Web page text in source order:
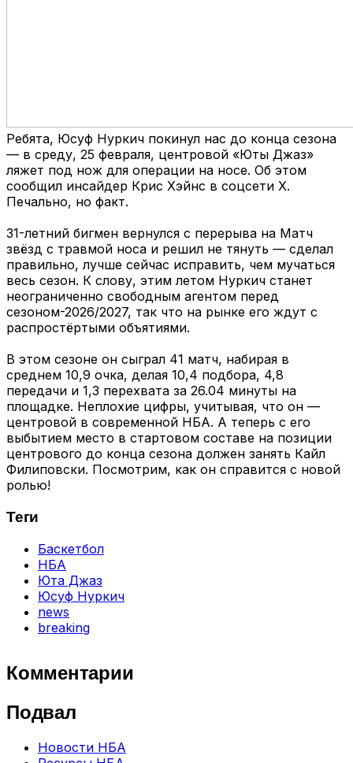
Ребята, Юсуф Нуркич покинул нас до конца сезона
— в среду, 25 февраля, центровой «Юты Джаз»
ляжет под нож для операции на носе. Об этом
сообщил инсайдер Крис Хэйнс в соцсети Х.
Печально, но факт.
31-летний бигмен вернулся с перерыва на Матч
звёзд с травмой носа и решил не тянуть — сделал
правильно, лучше сейчас исправить, чем мучаться
весь сезон. К слову, этим летом Нуркич станет
неограниченно свободным агентом перед
сезоном-2026/2027, так что на рынке его ждут с
распростёртыми объятиями.
В этом сезоне он сыграл 41 матч, набирая в
среднем 10,9 очка, делая 10,4 подбора, 4,8
передачи и 1,3 перехвата за 26.04 минуты на
площадке. Неплохие цифры, учитывая, что он —
центровой в современной НБА. А теперь с его
выбытием место в стартовом составе на позиции
центрового до конца сезона должен занять Кайл
Филиповски. Посмотрим, как он справится с новой
ролью!
Теги
Баскетбол
НБА
Юта Джаз
Юсуф Нуркич
news
breaking
Комментарии
Подвал
Новости НБА